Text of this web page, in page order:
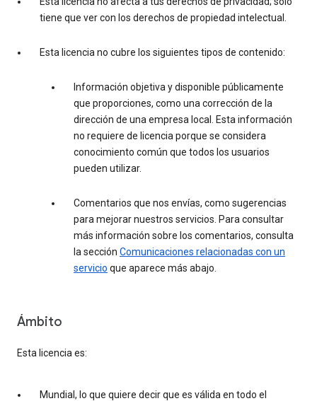
tiene que ver con los derechos de propiedad intelectual.
Esta licencia no cubre los siguientes tipos de contenido:
Información objetiva y disponible públicamente
que proporciones, como una corrección de la
dirección de una empresa local. Esta información
no requiere de licencia porque se considera
conocimiento común que todos los usuarios
pueden utilizar.
Comentarios que nos envías, como sugerencias
para mejorar nuestros servicios. Para consultar
más información sobre los comentarios, consulta
la sección Comunicaciones relacionadas con un
servicio que aparece más abajo.
Ámbito
Esta licencia es:
Mundial, lo que quiere decir que es válida en todo el